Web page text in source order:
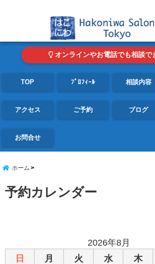
オンラインやお電話でも相談で
TOP ﾌﾟﾛﾌｨｰﾙ 相談内容
アクセス ご予約 ブログ
お問合せ
ホーム
予約カレンダー
2026年8月
日
月 火 水 木